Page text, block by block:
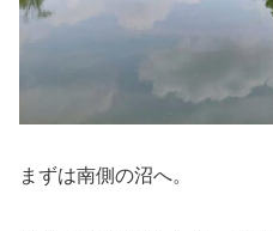
まずは南側の沼へ。